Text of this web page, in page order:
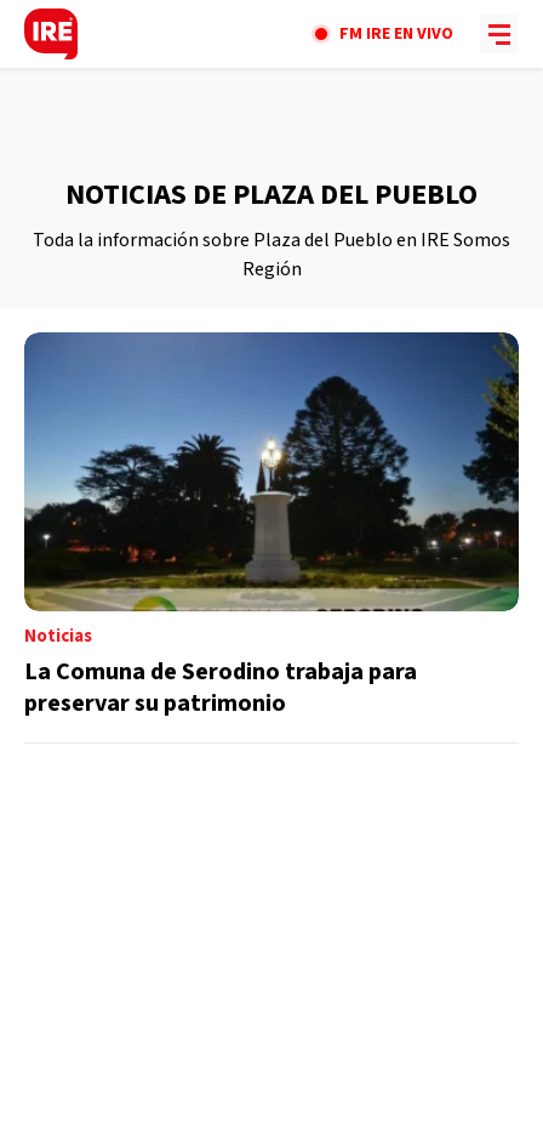
FM IRE EN VIVO
NOTICIAS DE PLAZA DEL PUEBLO
Toda la información sobre Plaza del Pueblo en IRE Somos
Región
Noticias
La Comuna de Serodino trabaja para
preservar su patrimonio